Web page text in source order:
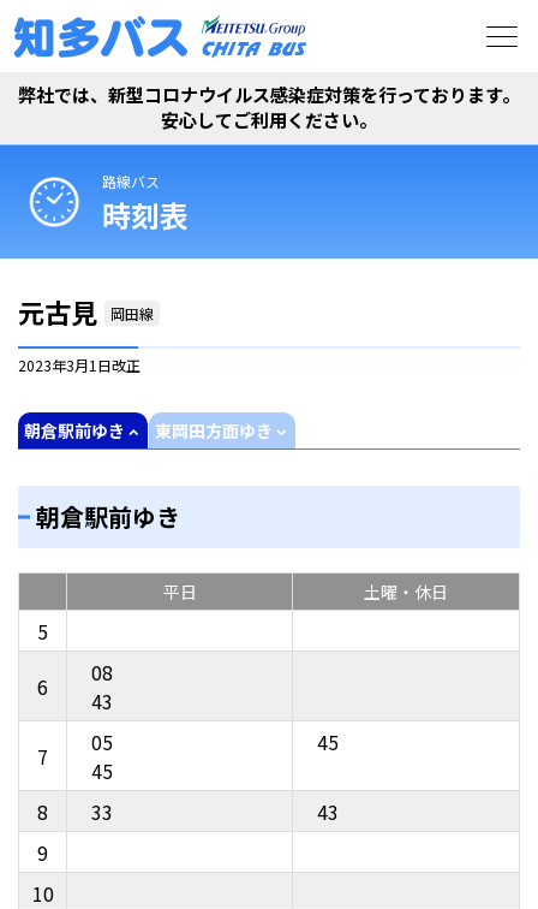
弊社では、新型コロナウイルス感染症対策を行っております。
安心してご利用ください。
路線バス
時刻表
元古見 岡田線
2023年3月1日改正
朝倉駅前ゆき 東岡田方面ゆき
朝倉駅前ゆき
平日
5
6
7
8
9
10
08
43
05
45
33
土曜・休日
45
43